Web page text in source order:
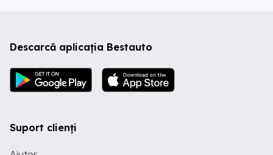
Descarcă aplicația Bestauto
Suport clienți